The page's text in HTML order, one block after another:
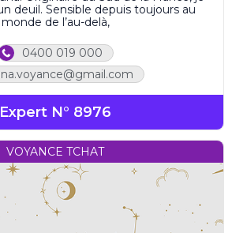
deuil. Sensible depuis toujours au
monde de l’au-delà,
0400 019 000
Expert N° 8976
VOYANCE TCHAT